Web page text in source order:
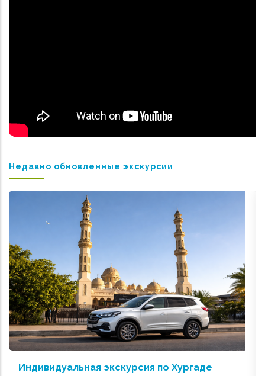
Недавно обновленные экскурсии
Индивидуальная экскурсия по Хургаде